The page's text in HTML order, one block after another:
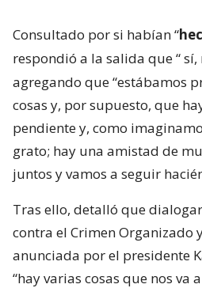
Consultado por si habían “
respondió a la salida que “sí,
agregando que “estábamos
cosas y, por supuesto, que
pendiente y, como
grato; hay una amistad de
juntos y vamos a seguir
Tras ello, detalló que
contra el Crimen Organizado
anunciada por el presidente
“hay varias cosas que nos va